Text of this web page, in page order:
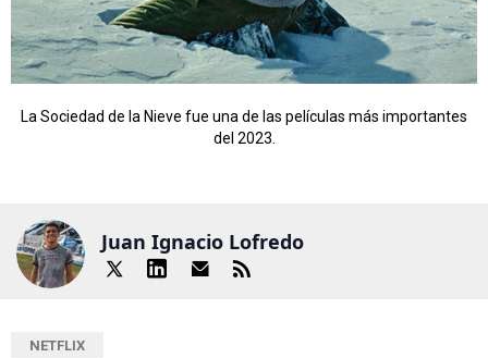
La Sociedad de la Nieve fue una de las películas más importantes
del 2023.
Juan Ignacio Lofredo
NETFLIX